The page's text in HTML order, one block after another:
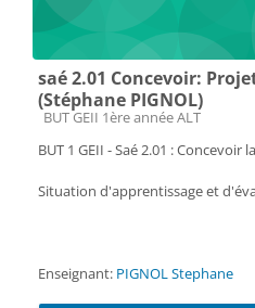
saé 2.01 Concevoir:
(Stéphane PIGNOL)
Catégorie de cours
BUT GEII 1ère année ALT
BUT 1 GEII - Saé 2.01 :
Situation d'apprentissage et
Enseignant: PIGNOL Stephane